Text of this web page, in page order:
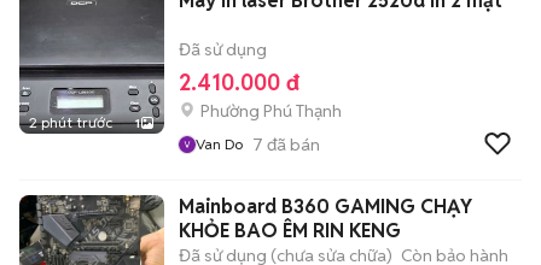
2 phút trước 1
Đã sử dụng
2.410.000 đ
Phường Phú Thạnh
Van Do 7 đã bán
Mainboard B360 GAMING CHẠY
KHỎE BAO ÊM RIN KENG
Đã sử dụng (chưa sửa chữa) Còn bảo hành